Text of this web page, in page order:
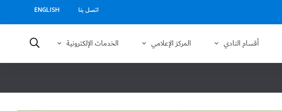
اتصل بنا ENGLISH
أقسام النادي المركز الإعلامي الخدمات الإلكترونية